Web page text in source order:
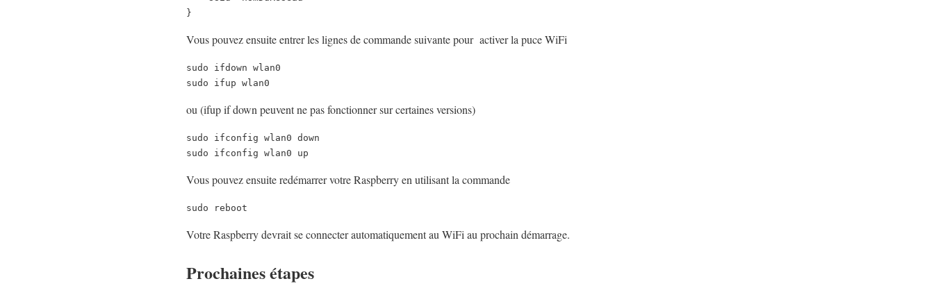
}
Vous pouvez ensuite entrer les lignes de commande suivante pour activer la puce WiFi
sudo ifdown wlan0
sudo ifup wlan0
ou (ifup if down peuvent ne pas fonctionner sur certaines versions)
sudo ifconfig wlan0 down
sudo ifconfig wlan0 up
Vous pouvez ensuite redémarrer votre Raspberry en utilisant la commande
sudo reboot
Votre Raspberry devrait se connecter automatiquement au WiFi au prochain démarrage.
Prochaines étapes